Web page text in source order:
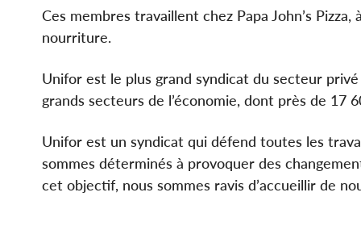
Ces membres travaillent chez Papa John’s
nourriture.
Unifor est le plus grand syndicat du secteur
grands secteurs de l’économie, dont près de
Unifor est un syndicat qui défend toutes les
sommes déterminés à provoquer des
cet objectif, nous sommes ravis d’accueillir de